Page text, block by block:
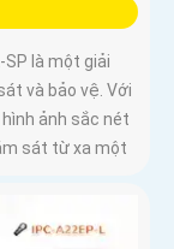
SP là một giải
và bảo vệ. Với
ảnh sắc nét
sát từ xa một